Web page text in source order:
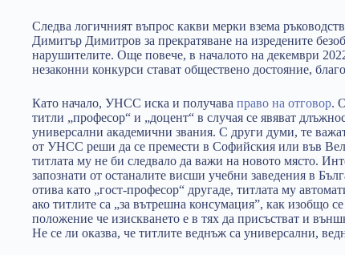
Следва логичният въпрос какви мерки взема
Димитър Димитров за прекратяване на изредените
нарушителите. Още повече, в началото на декември
незаконни конкурси стават обществено достояние,
Като начало, УНСС иска и получава право на отговор.
титли „професор“ и „доцент“ в случая се явяват
универсални академични звания. С други думи, те
от УНСС реши да се премести в Софийския или във
титлата му не би следвало да важи на новото място.
запознати от останалите висши учебни заведения в
отива като „гост-професор“ другаде, титлата му
ако титлите са „за вътрешна консумация”, как изобщо
положение че изискването е в тях да присъстват и
Не се ли оказва, че титлите веднъж са универсални,